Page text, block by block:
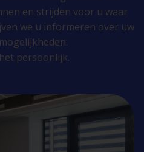
en strijden voor u waar
we u informeren over uw
persoonlijk.